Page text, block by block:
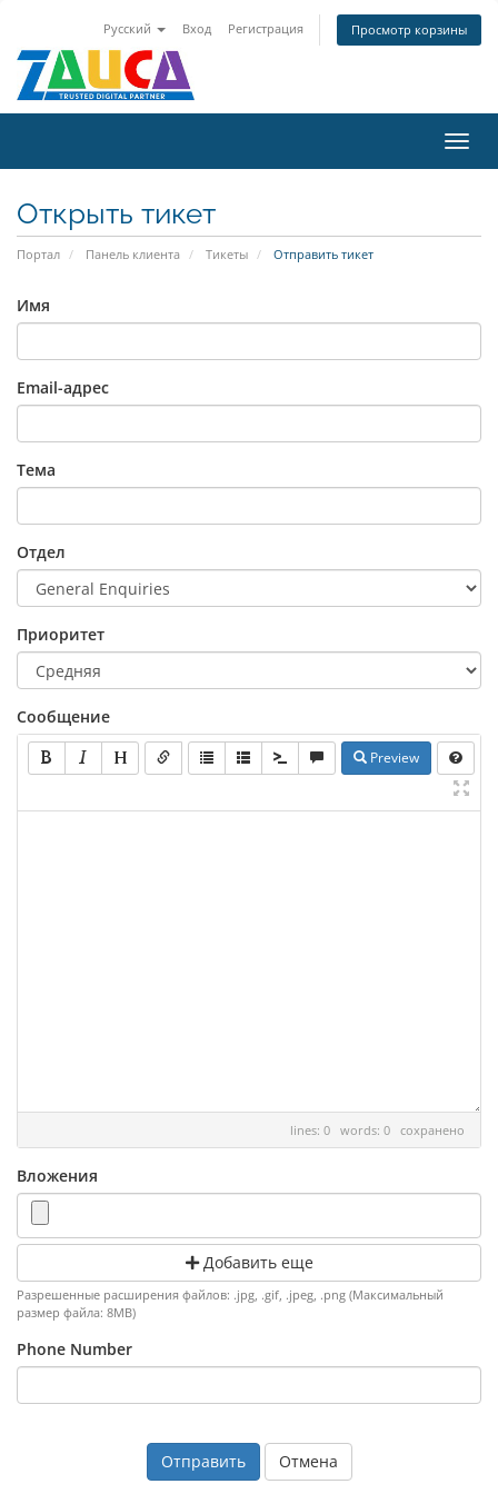
Русский Вход Регистрация Просмотр корзины
Открыть тикет
Портал Панель клиента Тикеты Отправить тикет
Имя
Email-адрес
Тема
Отдел
Приоритет
Сообщение
Preview
lines: 0 words: 0 сохранено
Вложения
Добавить еще
Разрешенные расширения файлов: .jpg, .gif, .jpeg, .png (Максимальный
размер файла: 8MB)
Phone Number
Отмена